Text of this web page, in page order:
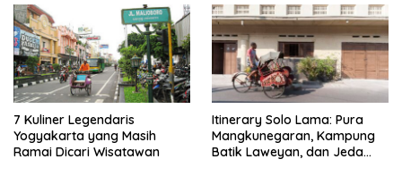
7 Kuliner Legendaris
Yogyakarta yang Masih
Ramai Dicari Wisatawan
Itinerary Solo Lama: Pura
Mangkunegaran, Kampung
Batik Laweyan, dan Jeda